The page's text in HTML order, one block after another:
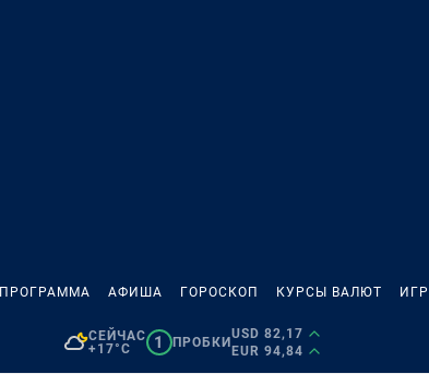
АФИША ГОРОСКОП КУРСЫ ВАЛЮТ
СЕЙЧАС
+17°C
1 ПРОБКИ
USD 82,17
EUR 94,84